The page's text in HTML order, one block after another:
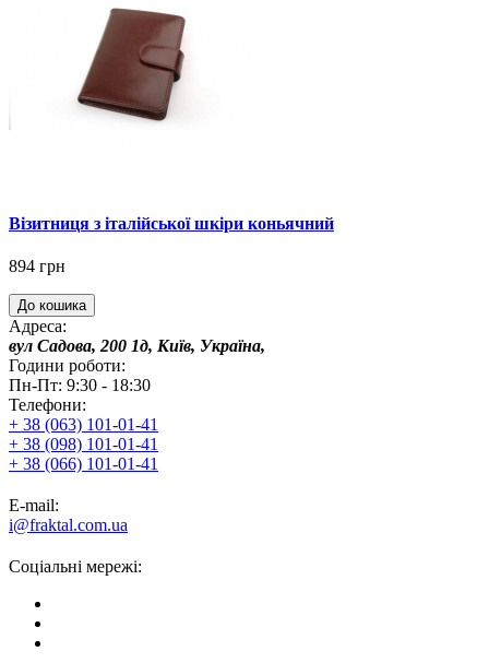
Візитниця з італійської шкіри коньячний
894 грн
До кошика
Адреса:
вул Садова, 200 1д, Київ, Україна,
Години роботи:
Пн-Пт: 9:30 - 18:30
Телефони:
+ 38 (063) 101-01-41
+ 38 (098) 101-01-41
+ 38 (066) 101-01-41
E-mail:
i@fraktal.com.ua
Соціальні мережі: